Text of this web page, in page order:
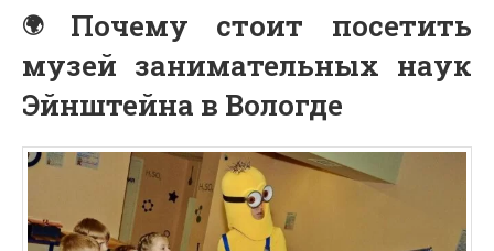
Почему стоит посетить
музей занимательных наук
Эйнштейна в Вологде